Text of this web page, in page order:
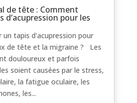
de tête : Comment
d’acupression pour les
tapis d'acupression pour
de tête et la migraine ? Les
douloureux et parfois
soient causées par le stress,
la fatigue oculaire, les
les...